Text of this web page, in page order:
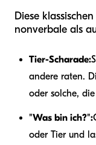
Diese
nonverbale als
Tier-Scharade:
andere raten.
oder solche,
"Was bin ich?":
oder Tier und